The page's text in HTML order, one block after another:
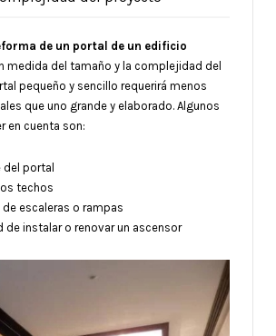
de un portal de un edificio
medida del tamaño y la complejidad del
pequeño y sencillo requerirá menos
que uno grande y elaborado. Algunos
en cuenta son:
del portal
techos
de escaleras o rampas
de instalar o renovar un ascensor